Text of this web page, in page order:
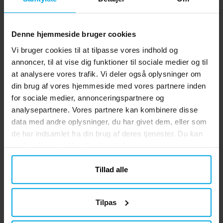
Denne hjemmeside bruger cookies
Vi bruger cookies til at tilpasse vores indhold og
annoncer, til at vise dig funktioner til sociale medier og til
at analysere vores trafik. Vi deler også oplysninger om
din brug af vores hjemmeside med vores partnere inden
for sociale medier, annonceringspartnere og
analysepartnere. Vores partnere kan kombinere disse
data med andre oplysninger, du har givet dem, eller som
de har indsamlet fra din brug af deres tjenester. Du kan
Tillad alle
Tilpas
Med fem forskellige farver kan du skabe en
Lampen drives af 3 stk. AA-batterier, der
gør den nem at placere hvor som helst i
dit hjem. Denne Axolotl-lampe er ikke
kun en kilde til lys, men også en
charmerende interiørdetalje, der vil glæde
alle Minecraft-fans.
KØB
Minecraft Bamse Steve 23 cm
Bamse, der forestiller Steve fra spillet
Minecraft. Steve er 23 cm høj og er lavet af
100% polyester. Officielt licenseret
produkt.
Pris:169 kr.
169 kr.
Lignende produkter vi tror du vil
kunne lide